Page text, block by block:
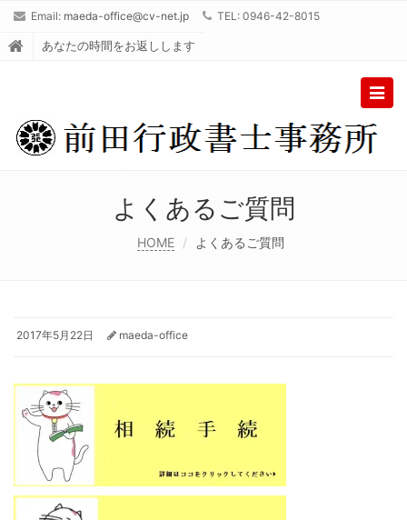
Email: maeda-office@cv-net.jp TEL: 0946-42-8015
あなたの時間をお返しします
よくあるご質問
HOME よくあるご質問
2017年5月22日 maeda-office